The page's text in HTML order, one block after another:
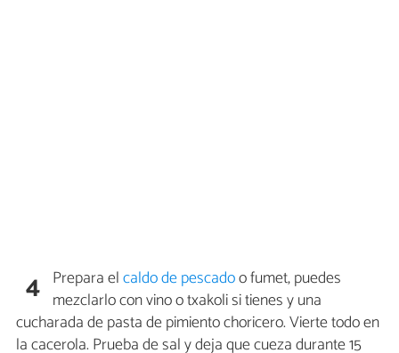
4 Prepara elcaldo de pescadoo fumet, puedes
mezclarlo con vino o txakoli si tienes y una
cucharada de pasta de pimiento choricero. Vierte todo en
la cacerola. Prueba de sal y deja que cueza durante 15